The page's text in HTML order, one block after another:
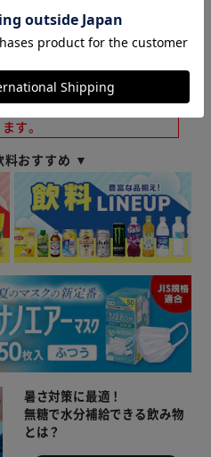
、さわやかな乳性飲料味のお
）への配送はお受け出来かね
で禁止されています。当店で
売は致しません。
禁止されています。
できない場合、酒類を販
れています。
胎児・乳児の発育に悪影
す。
料おすすめ ▼
暑さ対策に最適！
無糖で水分補給できる飲み物
とは？